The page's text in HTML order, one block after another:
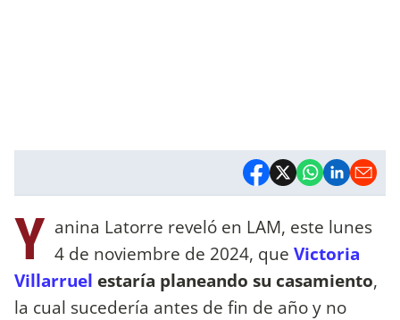
Y anina Latorre reveló en LAM, este lunes
4 de noviembre de 2024, que Victoria
Villarruel estaría planeando su casamiento,
la cual sucedería antes de fin de año y no